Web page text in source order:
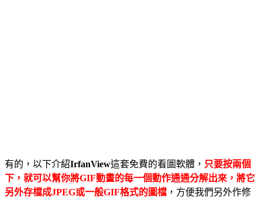
有的，以下介紹IrfanView這套免費的看圖軟體， 只要按兩個
下，就可以幫你將GIF動畫的每一個動作通通分解出來，將它
另外存檔成JPEG或一般GIF格式的圖檔 ，方便我們另外作修